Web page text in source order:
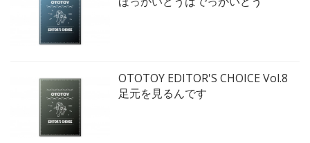
OTOTOY EDITOR'S CHOICE Vol.8
足元を見るんです